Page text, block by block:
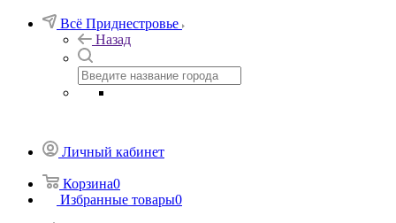
Всё Приднестровье
Назад
Личный кабинет
Корзина0
Избранные товары0